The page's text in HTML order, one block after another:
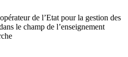
de l’Etat pour la gestion des
le champ de l’enseignement